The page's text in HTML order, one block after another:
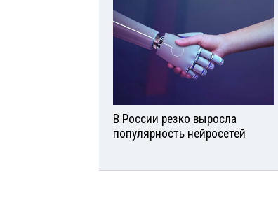
В России резко выросла
популярность нейросетей